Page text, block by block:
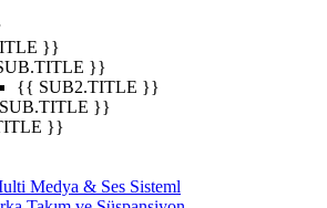
}}
}}
{{ SUB2.TITLE }}
}}
}}
Medya & Ses Sisteml